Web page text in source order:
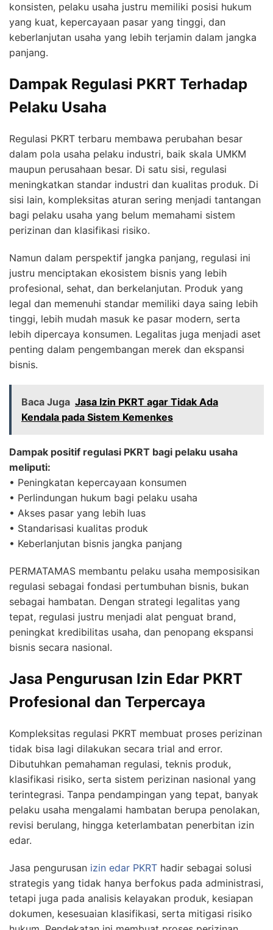
konsisten, pelaku usaha justru memiliki posisi hukum
yang kuat, kepercayaan pasar yang tinggi, dan
keberlanjutan usaha yang lebih terjamin dalam jangka
panjang.
Dampak Regulasi PKRT Terhadap
Pelaku Usaha
Regulasi PKRT terbaru membawa perubahan besar
dalam pola usaha pelaku industri, baik skala UMKM
maupun perusahaan besar. Di satu sisi, regulasi
meningkatkan standar industri dan kualitas produk. Di
sisi lain, kompleksitas aturan sering menjadi tantangan
bagi pelaku usaha yang belum memahami sistem
perizinan dan klasifikasi risiko.
Namun dalam perspektif jangka panjang, regulasi ini
justru menciptakan ekosistem bisnis yang lebih
profesional, sehat, dan berkelanjutan. Produk yang
legal dan memenuhi standar memiliki daya saing lebih
tinggi, lebih mudah masuk ke pasar modern, serta
lebih dipercaya konsumen. Legalitas juga menjadi aset
penting dalam pengembangan merek dan ekspansi
bisnis.
Baca Juga Jasa Izin PKRT agar Tidak Ada
Kendala pada Sistem Kemenkes
Dampak positif regulasi PKRT bagi pelaku usaha
meliputi:
• Peningkatan kepercayaan konsumen
• Perlindungan hukum bagi pelaku usaha
• Akses pasar yang lebih luas
• Standarisasi kualitas produk
• Keberlanjutan bisnis jangka panjang
PERMATAMAS membantu pelaku usaha memposisikan
regulasi sebagai fondasi pertumbuhan bisnis, bukan
sebagai hambatan. Dengan strategi legalitas yang
tepat, regulasi justru menjadi alat penguat brand,
peningkat kredibilitas usaha, dan penopang ekspansi
bisnis secara nasional.
Jasa Pengurusan Izin Edar PKRT
Profesional dan Terpercaya
Kompleksitas regulasi PKRT membuat proses perizinan
tidak bisa lagi dilakukan secara trial and error.
Dibutuhkan pemahaman regulasi, teknis produk,
klasifikasi risiko, serta sistem perizinan nasional yang
terintegrasi. Tanpa pendampingan yang tepat, banyak
pelaku usaha mengalami hambatan berupa penolakan,
revisi berulang, hingga keterlambatan penerbitan izin
edar.
Jasa pengurusan izin edar PKRT hadir sebagai solusi
strategis yang tidak hanya berfokus pada administrasi,
tetapi juga pada analisis kelayakan produk, kesiapan
dokumen, kesesuaian klasifikasi, serta mitigasi risiko